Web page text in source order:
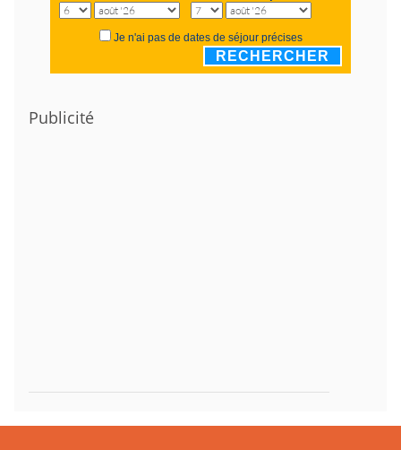
Je n'ai pas de dates de séjour précises
RECHERCHER
Publicité